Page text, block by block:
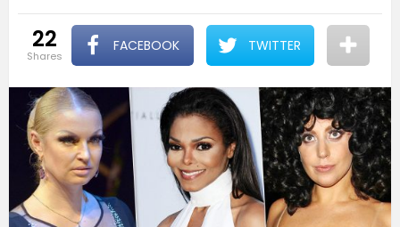
22
shares
FACEBOOK TWITTER